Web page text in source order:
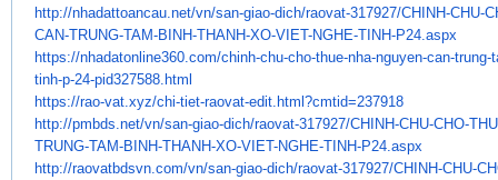
http://nhadattoancau.net/vn/san-giao-dich/raovat-317927/CHINH-CHU-
CAN-TRUNG-TAM-BINH-THANH-XO-VIET-NGHE-TINH-P24.aspx
https://nhadatonline360.com/chinh-chu-cho-thue-nha-nguyen-can-trung-
tinh-p-24-pid327588. html
https://rao-vat.xyz/chi-tiet-raovat-edit.html?cmtid=237918
http://pmbds.net/vn/san-giao-dich/raovat-317927/CHINH-CHU-CHO-
TRUNG-TAM-BINH-THANH-XO-VIET-NGHE-TINH-P24.aspx
http://raovatbdsvn.com/vn/san-giao-dich/raovat-317927/CHINH-CHU-